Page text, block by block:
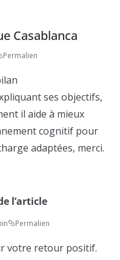
Casablanca
Permalien
ses objectifs,
il aide à mieux
cognitif pour
adaptées, merci.
l’article
Permalien
votre retour positif.